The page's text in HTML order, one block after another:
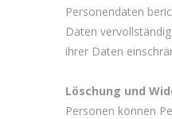
Personendaten
Daten
ihrer Daten
Löschung und
Personen können